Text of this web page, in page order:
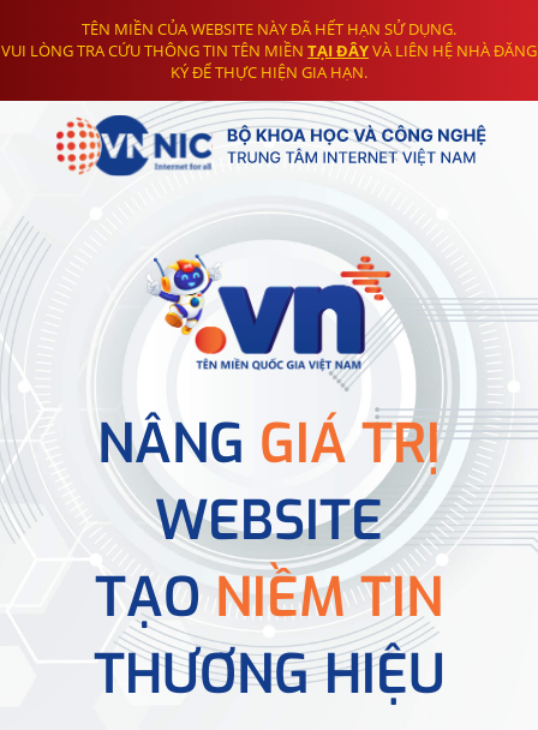
TÊN MIỀN CỦA WEBSITE NÀY ĐÃ HẾT HẠN SỬ DỤNG.
VUI LÒNG TRA CỨU THÔNG TIN TÊN MIỀN TẠI ĐÂYVÀ LIÊN HỆ NHÀ ĐĂNG
KÝ ĐỂ THỰC HIỆN GIA HẠN.
NÂNG GIÁ TRỊ
WEBSITE
TẠONIỀM TIN
THƯƠNG HIỆU